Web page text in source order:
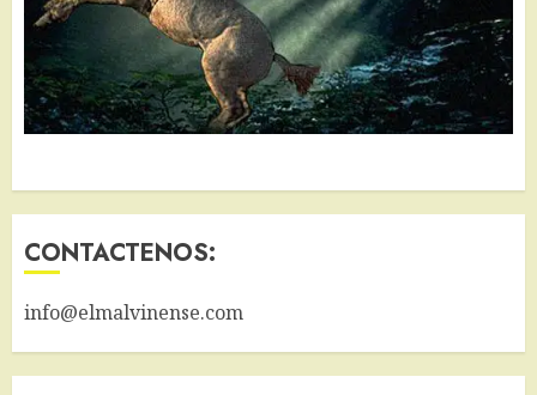
CONTACTENOS:
info@elmalvinense.com